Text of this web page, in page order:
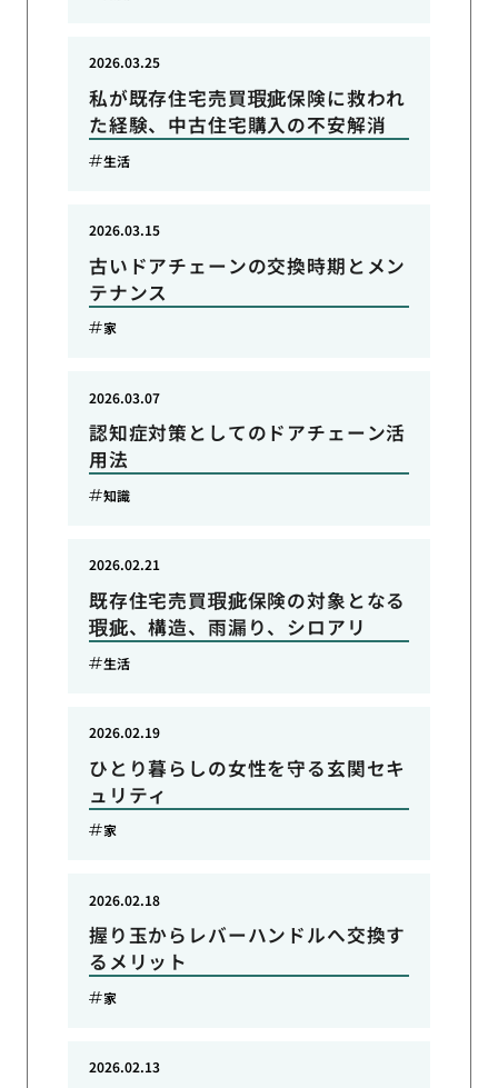
私が既存住宅売買瑕疵保険に救われ
た経験、中古住宅購入の不安解消
2026.03.25
生活
古いドアチェーンの交換時期とメン
テナンス
2026.03.15
家
認知症対策としてのドアチェーン活
用法
2026.03.07
知識
既存住宅売買瑕疵保険の対象となる
瑕疵、構造、雨漏り、シロアリ
2026.02.21
生活
ひとり暮らしの女性を守る玄関セキ
ュリティ
2026.02.19
家
握り玉からレバーハンドルへ交換す
るメリット
2026.02.18
家
2026.02.13